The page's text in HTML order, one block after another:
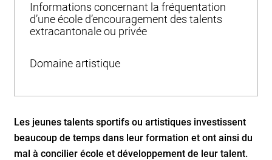
Informations concernant la fréquentation
d’une école d’encouragement des talents
extracantonale ou privée
Domaine artistique
Les jeunes talents sportifs ou artistiques investissent
beaucoup de temps dans leur formation et ont ainsi du
mal à concilier école et développement de leur talent.